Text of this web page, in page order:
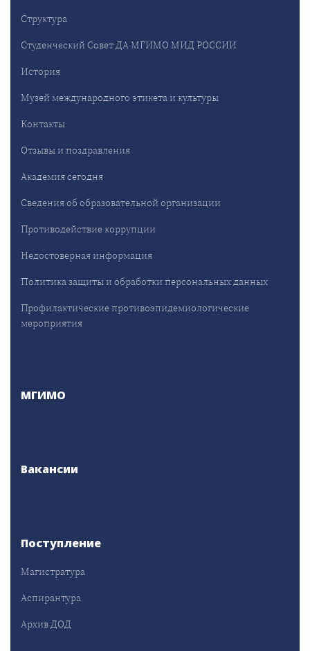
Структура
Студенческий Совет ДА МГИМО МИД РОССИИ
История
Музей международного этикета и культуры
Контакты
Отзывы и поздравления
Академия сегодня
Сведения об образовательной организации
Противодействие коррупции
Недостоверная информация
Политика защиты и обработки персональных данных
Профилактические противоэпидемиологические
мероприятия
МГИМО
Вакансии
Поступление
Магистратура
Аспирантура
Архив ДОД